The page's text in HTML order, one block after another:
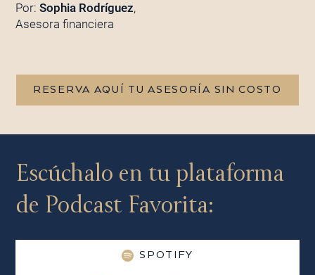
Por: Sophia Rodríguez,
Asesora financiera
RESERVA AQUÍ TU ASESORÍA SIN COSTO
Escúchalo en tu plataforma
de Podcast Favorita:
SPOTIFY